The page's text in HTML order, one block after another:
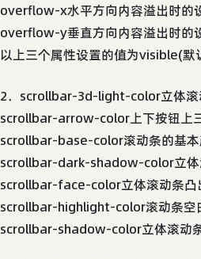
overflow-x水平方向内容溢出时的
overflow-y垂直方向内容溢出时的
以上三个属性设置的值为visible(
2．scrollbar-3d-light-color立体滚
scrollbar-arrow-color上下按钮上
scrollbar-base-color滚动条的基本
scrollbar-dark-shadow-color立体
scrollbar-face-color立体滚动条凸
scrollbar-highlight-color滚动条空
scrollbar-shadow-color立体滚动